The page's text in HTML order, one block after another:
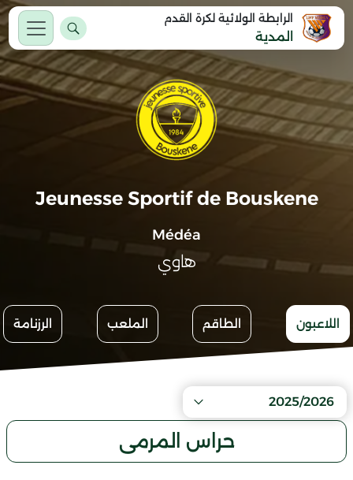
الرابطة الولائية لكرة القدم
المدية
Jeunesse Sportif de Bouskene
Médéa
هاوي
اللاعبون الطاقم الملعب الرزنامة
2025/2026
حراس المرمى